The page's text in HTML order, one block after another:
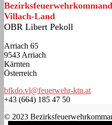
Villach-Land
OBR Libert Pekoll
Arriach 65
9543 Arriach
Kärnten
Österreich
bfkdo.vl@feuerwehr-ktn.at
+43 (664) 185 47 50
© 2023